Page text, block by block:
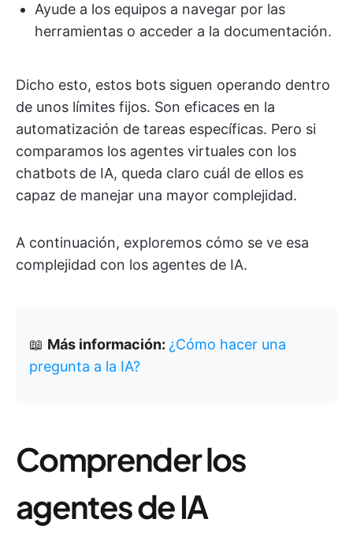
Ayude a los equipos a navegar por las
herramientas o acceder a la documentación.
Dicho esto, estos bots siguen operando dentro
de unos límites fijos. Son eficaces en la
automatización de tareas específicas. Pero si
comparamos los agentes virtuales con los
chatbots de IA, queda claro cuál de ellos es
capaz de manejar una mayor complejidad.
A continuación, exploremos cómo se ve esa
complejidad con los agentes de IA.
📖 Más información: ¿Cómo hacer una
pregunta a la IA?
Comprender los
agentes de IA